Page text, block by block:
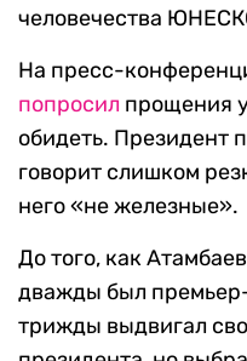
человечества
На пресс-
попросил прощения
обидеть. Президент
говорит слишком
него «не железные».
До того, как
дважды был
трижды выдвигал